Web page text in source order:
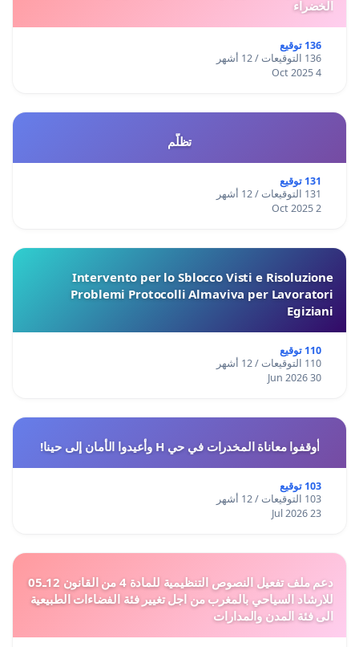
الخضراء
136 توقيع
136 التوقيعات / 12 أشهر
4 Oct 2025
تظلّم
131 توقيع
131 التوقيعات / 12 أشهر
2 Oct 2025
Intervento per lo Sblocco Visti e Risoluzione
Problemi Protocolli Almaviva per Lavoratori
Egiziani
110 توقيع
110 التوقيعات / 12 أشهر
30 Jun 2026
أوقفوا معاناة المخدرات في حي H وأعيدوا الأمان إلى حينا!
103 توقيع
103 التوقيعات / 12 أشهر
23 Jul 2026
دعم ملف تفعيل النصوص التنظيمية للمادة 4 من القانون 12ـ05
للارشاد السياحي بالمغرب من اجل تغيير فئة الفضاءات الطبيعية
الى فئة المدن والمدارات